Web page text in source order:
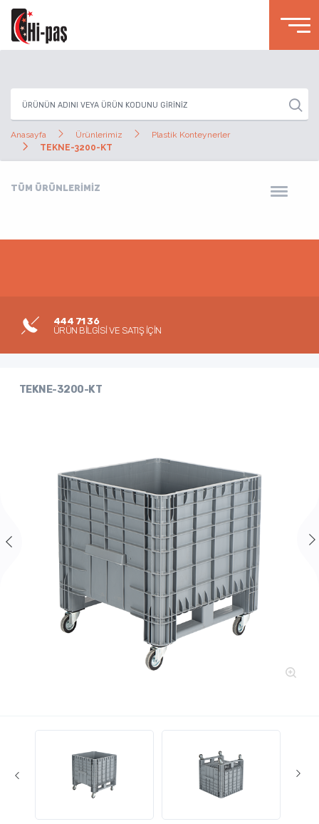
Anasayfa Ürünlerimiz
Plastik Konteynerler
TEKNE-3200-KT
TÜM ÜRÜNLERİMİZ
444 71 36
ÜRÜN BİLGİSİ VE SATIŞ İÇİN
TEKNE-3200-KT